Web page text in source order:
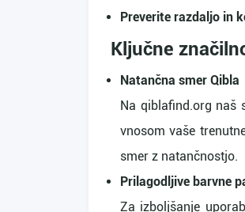
Preverite razdaljo in
Ključne
Natančna smer Qibla
Na qiblafind.org naš
vnosom vaše
smer z natančnostjo.
Prilagodljive barvne
Za izboljšanje